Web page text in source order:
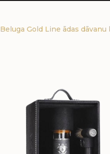
Beluga Gold Line ādas